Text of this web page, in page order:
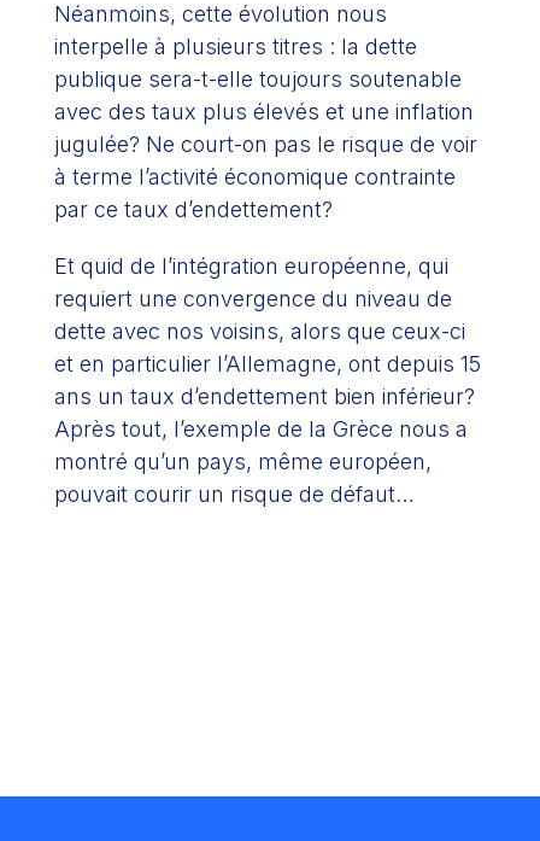
Néanmoins, cette évolution nous
interpelle à plusieurs titres : la dette
publique sera-t-elle toujours soutenable
avec des taux plus élevés et une inflation
jugulée? Ne court-on pas le risque de voir
à terme l’activité économique contrainte
par ce taux d’endettement?
Et quid de l’intégration européenne, qui
requiert une convergence du niveau de
dette avec nos voisins, alors que ceux-ci
et en particulier l’Allemagne, ont depuis 15
ans un taux d’endettement bien inférieur?
Après tout, l’exemple de la Grèce nous a
montré qu’un pays, même européen,
pouvait courir un risque de défaut…